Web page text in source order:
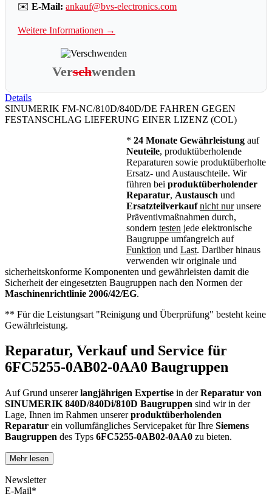
✉️ E-Mail: ankauf@bvs-electronics.com
Weitere Informationen →
Verschwenden
Details
SINUMERIK FM-NC/810D/840D/DE FAHREN GEGEN
FESTANSCHLAG LIEFERUNG EINER LIZENZ (COL)
* 24 Monate Gewährleistung auf
Neuteile, produktüberholende
Reparaturen sowie produktüberholte
Ersatz- und Austauschteile. Wir
führen bei produktüberholender
Reparatur, Austausch und
Ersatzteilverkauf nicht nurunsere
Präventivmaßnahmen durch,
sondern testen jede elektronische
Baugruppe umfangreich auf
Funktion und Last. Darüber hinaus
verwenden wir originale und
sicherheitskonforme Komponenten und gewährleisten damit die
Sicherheit der eingesetzten Baugruppen nach den Normen der
Maschinenrichtlinie 2006/42/EG.
** Für die Leistungsart "Reinigung und Überprüfung" besteht keine
Gewährleistung.
Reparatur, Verkauf und Service für
6FC5255-0AB02-0AA0 Baugruppen
Auf Grund unsererlangjährigen Expertise in derReparatur von
SINUMERIK 840D/840Di/810D Baugruppen sind wir in der
Lage, Ihnen im Rahmen unsererproduktüberholenden
Reparatur ein vollumfängliches Servicepaket für Ihre Siemens
Baugruppen des Typs 6FC5255-0AB02-0AA0 zu bieten.
Dies unterscheidet unsere
konventionellen Reparaturen:
Mehr lesen
Newsletter
E-Mail*